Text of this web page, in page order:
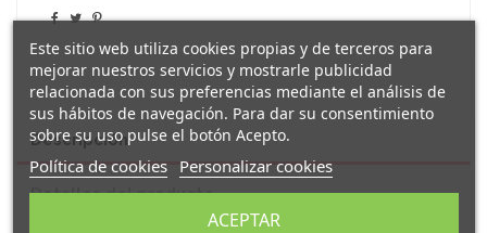
Descripción
Detalles del producto
Este sitio web utiliza cookies propias y de terceros para
mejorar nuestros servicios y mostrarle publicidad
relacionada con sus preferencias mediante el análisis de
sus hábitos de navegación. Para dar su consentimiento
sobre su uso pulse el botón Acepto.
Política de cookies Personalizar cookies
ACEPTAR